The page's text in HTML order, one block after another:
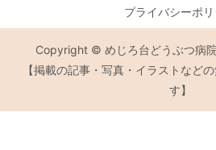
プライバシーポ
Copyright © めじろ台どうぶつ病
【掲載の記事・写真・イラストなど
す】